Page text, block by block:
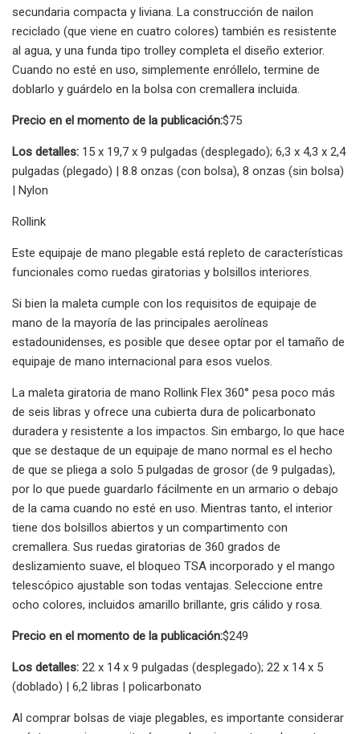
secundaria compacta y liviana. La construcción de nailon
reciclado (que viene en cuatro colores) también es resistente
al agua, y una funda tipo trolley completa el diseño exterior.
Cuando no esté en uso, simplemente enróllelo, termine de
doblarlo y guárdelo en la bolsa con cremallera incluida.
Precio en el momento de la publicación:$75
Los detalles: 15 x 19,7 x 9 pulgadas (desplegado); 6,3 x 4,3 x 2,4
pulgadas (plegado) | 8.8 onzas (con bolsa), 8 onzas (sin bolsa)
| Nylon
Rollink
Este equipaje de mano plegable está repleto de características
funcionales como ruedas giratorias y bolsillos interiores.
Si bien la maleta cumple con los requisitos de equipaje de
mano de la mayoría de las principales aerolíneas
estadounidenses, es posible que desee optar por el tamaño de
equipaje de mano internacional para esos vuelos.
La maleta giratoria de mano Rollink Flex 360° pesa poco más
de seis libras y ofrece una cubierta dura de policarbonato
duradera y resistente a los impactos. Sin embargo, lo que hace
que se destaque de un equipaje de mano normal es el hecho
de que se pliega a solo 5 pulgadas de grosor (de 9 pulgadas),
por lo que puede guardarlo fácilmente en un armario o debajo
de la cama cuando no esté en uso. Mientras tanto, el interior
tiene dos bolsillos abiertos y un compartimento con
cremallera. Sus ruedas giratorias de 360 ​​grados de
deslizamiento suave, el bloqueo TSA incorporado y el mango
telescópico ajustable son todas ventajas. Seleccione entre
ocho colores, incluidos amarillo brillante, gris cálido y rosa.
Precio en el momento de la publicación:$249
Los detalles: 22 x 14 x 9 pulgadas (desplegado); 22 x 14 x 5
(doblado) | 6,2 libras | policarbonato
Al comprar bolsas de viaje plegables, es importante considerar